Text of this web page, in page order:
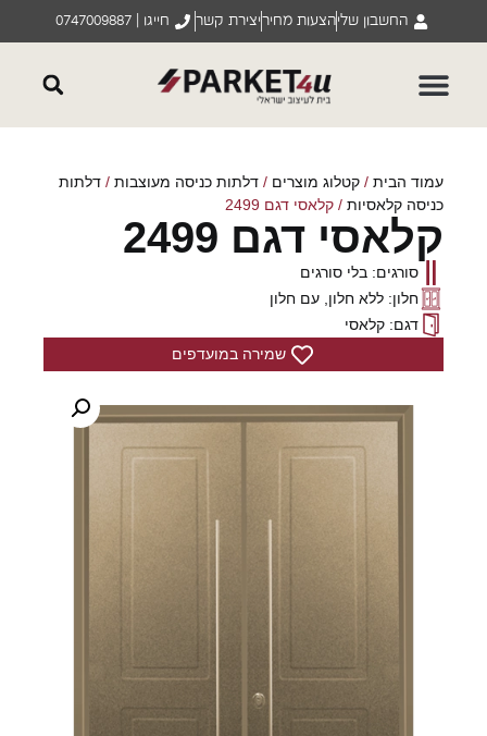
החשבון שליהצעות מחיריצירת קשר חייגו | 0747009887
עמוד הבית/קטלוג מוצרים/דלתות כניסה מעוצבות/דלתות
כניסה קלאסיות/ קלאסי דגם 2499
קלאסי דגם 2499
סורגים: בלי סורגים
חלון: ללא חלון, עם חלון
דגם: קלאסי
שמירה במועדפים